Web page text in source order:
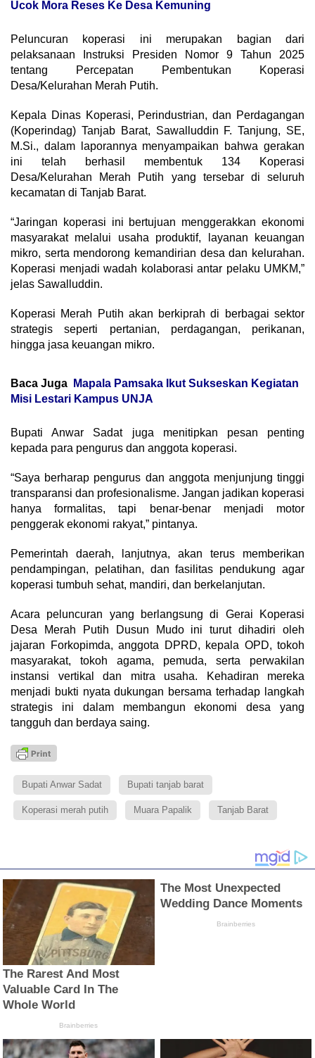
Ucok Mora Reses Ke Desa Kemuning
Peluncuran koperasi ini merupakan bagian dari
pelaksanaan Instruksi Presiden Nomor 9 Tahun 2025
tentang Percepatan Pembentukan Koperasi
Desa/Kelurahan Merah Putih.
Kepala Dinas Koperasi, Perindustrian, dan Perdagangan
(Koperindag) Tanjab Barat, Sawalluddin F. Tanjung, SE,
M.Si., dalam laporannya menyampaikan bahwa gerakan
ini telah berhasil membentuk 134 Koperasi
Desa/Kelurahan Merah Putih yang tersebar di seluruh
kecamatan di Tanjab Barat.
“Jaringan koperasi ini bertujuan menggerakkan ekonomi
masyarakat melalui usaha produktif, layanan keuangan
mikro, serta mendorong kemandirian desa dan kelurahan.
Koperasi menjadi wadah kolaborasi antar pelaku UMKM,”
jelas Sawalluddin.
Koperasi Merah Putih akan berkiprah di berbagai sektor
strategis seperti pertanian, perdagangan, perikanan,
hingga jasa keuangan mikro.
Baca Juga
Mapala Pamsaka Ikut Sukseskan Kegiatan
Misi Lestari Kampus UNJA
Bupati Anwar Sadat juga menitipkan pesan penting
kepada para pengurus dan anggota koperasi.
“Saya berharap pengurus dan anggota menjunjung tinggi
transparansi dan profesionalisme. Jangan jadikan koperasi
hanya formalitas, tapi benar-benar menjadi motor
penggerak ekonomi rakyat,” pintanya.
Pemerintah daerah, lanjutnya, akan terus memberikan
pendampingan, pelatihan, dan fasilitas pendukung agar
koperasi tumbuh sehat, mandiri, dan berkelanjutan.
Acara peluncuran yang berlangsung di Gerai Koperasi
Desa Merah Putih Dusun Mudo ini turut dihadiri oleh
jajaran Forkopimda, anggota DPRD, kepala OPD, tokoh
masyarakat, tokoh agama, pemuda, serta perwakilan
instansi vertikal dan mitra usaha. Kehadiran mereka
menjadi bukti nyata dukungan bersama terhadap langkah
strategis ini dalam membangun ekonomi desa yang
tangguh dan berdaya saing.
Bupati Anwar Sadat Bupati tanjab barat
Koperasi merah putih Muara Papalik Tanjab Barat